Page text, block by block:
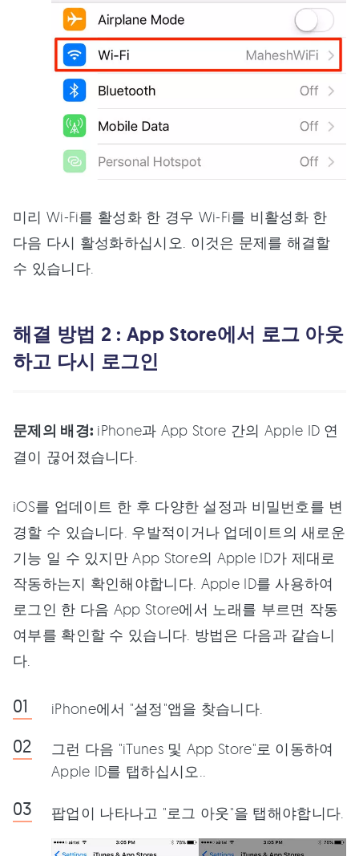
미리 Wi-Fi를 활성화 한 경우 Wi-Fi를 비활성화 한
다음 다시 활성화하십시오. 이것은 문제를 해결할
수 있습니다.
해결 방법 2 : App Store에서 로그 아웃
하고 다시 로그인
문제의 배경: iPhone과 App Store 간의 Apple ID 연
결이 끊어졌습니다.
iOS를 업데이트 한 후 다양한 설정과 비밀번호를 변
경할 수 있습니다. 우발적이거나 업데이트의 새로운
기능 일 수 있지만 App Store의 Apple ID가 제대로
작동하는지 확인해야합니다. Apple ID를 사용하여
로그인 한 다음 App Store에서 노래를 부르면 작동
여부를 확인할 수 있습니다. 방법은 다음과 같습니
다.
iPhone에서 "설정"앱을 찾습니다.
그런 다음 "iTunes 및 App Store"로 이동하여
Apple ID를 탭하십시오..
팝업이 나타나고 "로그 아웃"을 탭해야합니다.